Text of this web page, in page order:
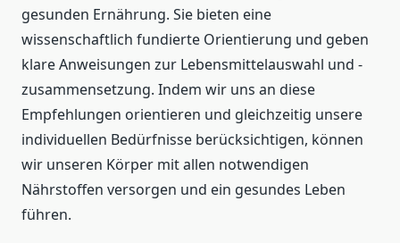
gesunden Ernährung. Sie bieten eine
wissenschaftlich fundierte Orientierung und geben
klare Anweisungen zur Lebensmittelauswahl und -
zusammensetzung. Indem wir uns an diese
Empfehlungen orientieren und gleichzeitig unsere
individuellen Bedürfnisse berücksichtigen, können
wir unseren Körper mit allen notwendigen
Nährstoffen versorgen und ein gesundes Leben
führen.